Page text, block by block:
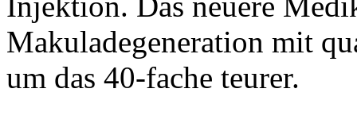
Makuladegeneration mit
um das 40-fache teurer.